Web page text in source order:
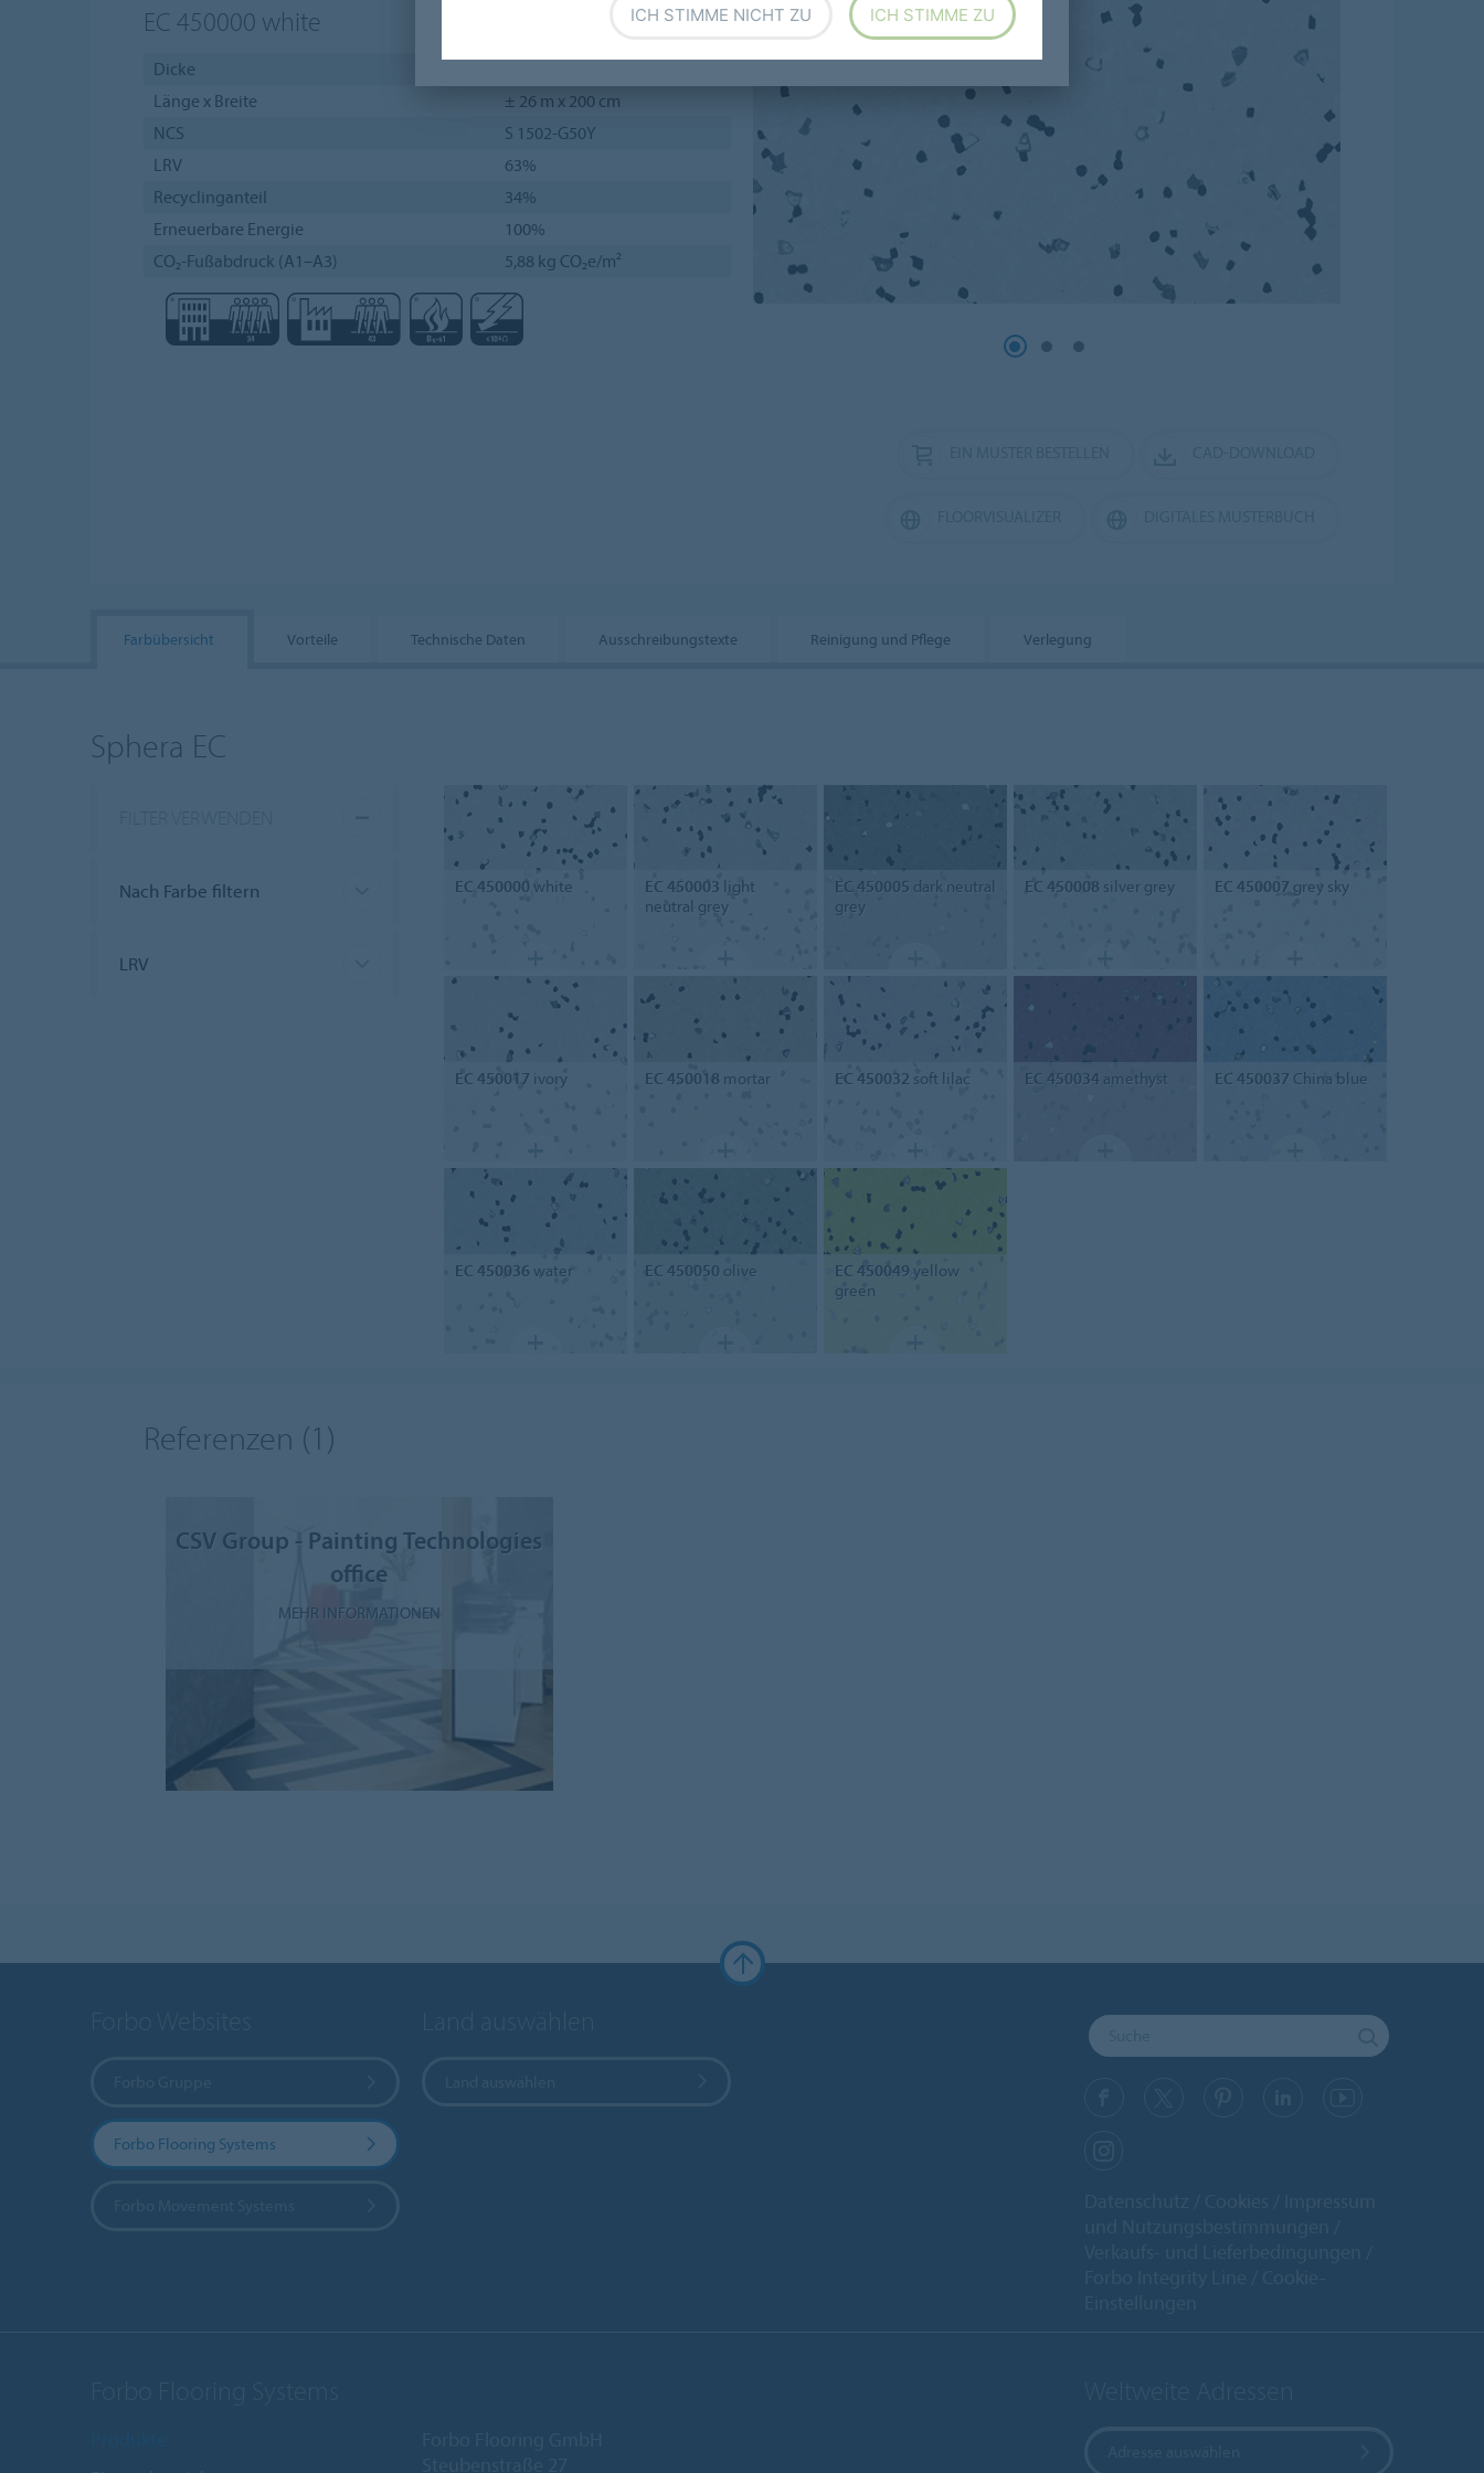
EC 450000 white
Dicke
Länge x Breite
± 26 m x 200 cm
NCS
S 1502-G50Y
LRV
63%
Recyclinganteil
34%
Erneuerbare Energie
100%
CO₂-Fußabdruck (A1–A3)
5,88 kg CO₂e/m²
Farbübersicht Vorteile Technische Daten Ausschreibungstexte Reinigung und Pflege Verlegung
Sphera EC
Nach Farbe filtern
LRV
EC 450000 white EC 450003 light
neutral grey
EC 450005 dark neutral
grey
EC 450008 silver grey EC 450007 grey sky
EC 450017 ivory EC 450018 mortar EC 450032 soft lilac EC 450034amethyst EC 450037 China blue
EC 450036 water EC 450050 olive EC 450049 yellow
green
Referenzen (1)
CSV Group - Painting Technologies
office
MEHR INFORMATIONEN
Forbo Flooring Systems
ICH STIMME NICHT ZU ICH STIMME ZU